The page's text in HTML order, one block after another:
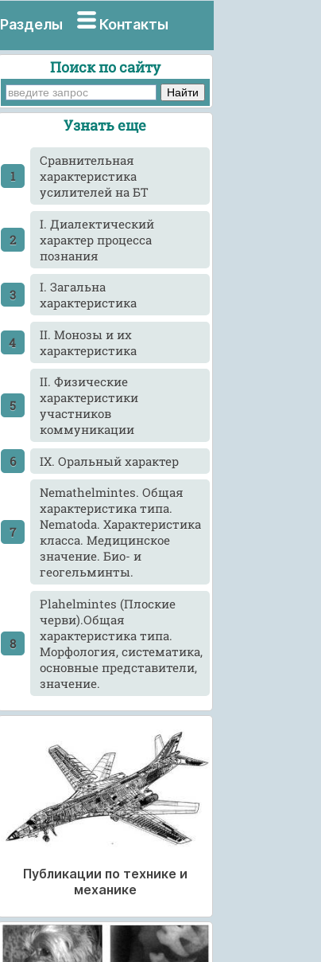
Разделы Контакты
Поиск по сайту
Узнать еще
Cравнительная
характеристика
усилителей на БТ
I. Диалектический
характер процесса
познания
I. Загальна
характеристика
II. Монозы и их
характеристика
II. Физические
характеристики
участников
коммуникации
IX. Оральный характер
Nemathelmintes. Общая
характеристика типа.
Nematoda. Характеристика
класса. Медицинское
значение. Био- и
геогельминты.
Plahelmintes (Плоские
черви).Общая
характеристика типа.
Морфология, систематика,
основные представители,
значение.
Публикации по технике и
механике